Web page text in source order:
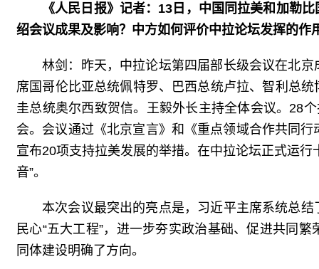
《人民日报》记者：13日，中国同拉美和加勒
绍会议成果及影响？中方如何评价中拉论坛发挥的作
林剑：昨天，中拉论坛第四届部长级会议在北
席国哥伦比亚总统佩特罗、巴西总统卢拉、智利总
圭总统奥尔西致贺信。王毅外长主持全体会议。28
会。会议通过《北京宣言》和《重点领域合作共同
宣布20项支持拉美发展的举措。在中拉论坛正式运
音”。
本次会议最突出的亮点是，习近平主席系统总
民心“五大工程”，进一步夯实政治基础、促进共同
同体建设明确了方向。